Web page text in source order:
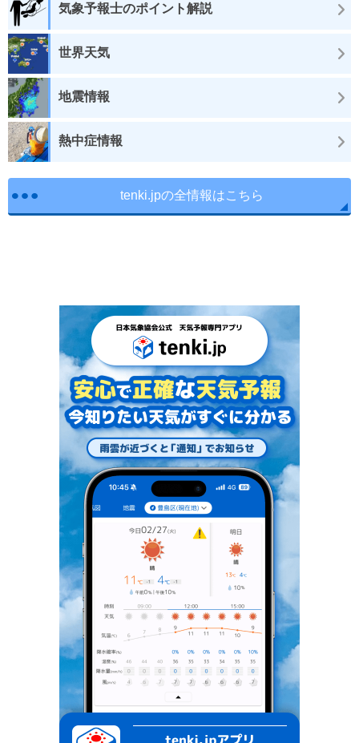
気象予報士のポイント解説
世界天気
地震情報
熱中症情報
tenki.jpの全情報はこちら